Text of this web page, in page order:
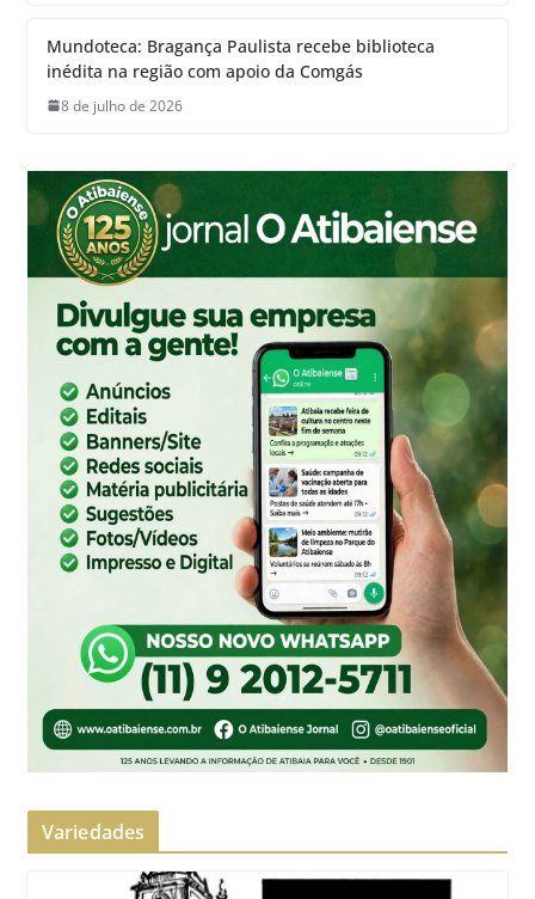
Mundoteca: Bragança Paulista recebe biblioteca
inédita na região com apoio da Comgás
8 de julho de 2026
Variedades